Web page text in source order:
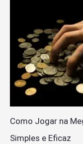
Como Jogar na
Simples e Eficaz